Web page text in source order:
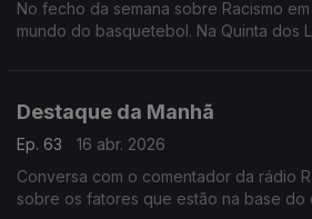
No fecho da semana sobre Racismo
mundo do basquetebol. Na Quinta dos
Destaque da Manhã
Ep. 63
16 abr. 2026
Conversa com o comentador da rádio
sobre os fatores que estão na base do